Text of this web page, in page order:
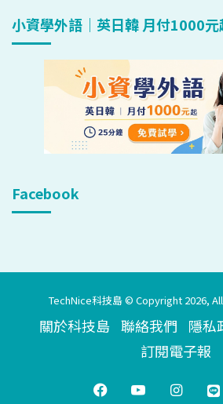
小資學外語｜英日韓 月付1000元
Facebook
TechNice科技島 © Copyright 2026,
關於科技島 聯絡我們 隱私
訂閱電子報